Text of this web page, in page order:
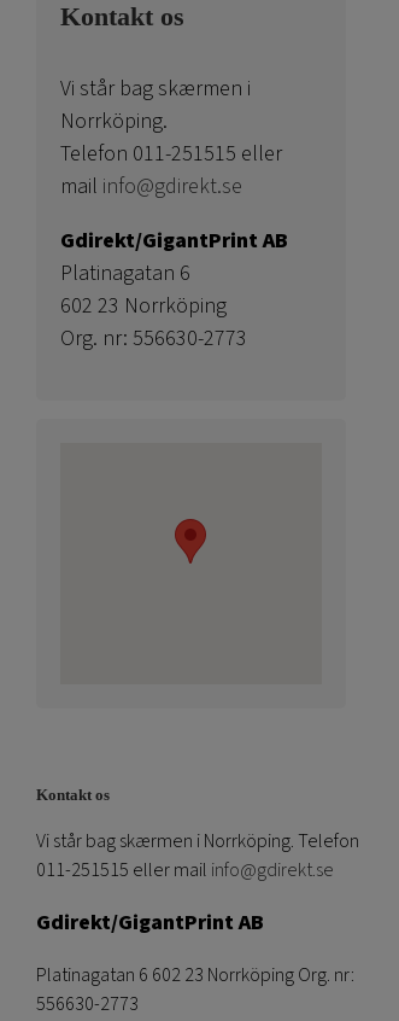
Kontakt os
Vi står bag skærmen i
Norrköping.
Telefon 011-251515 eller
mail info@gdirekt.se
Gdirekt/GigantPrint AB
Platinagatan 6
602 23 Norrköping
Org. nr: 556630-2773
Kontakt os
Vi står bag skærmen i Norrköping. Telefon
011-251515 eller mail info@gdirekt.se
Gdirekt/GigantPrint AB
Platinagatan 6 602 23 Norrköping Org. nr:
556630-2773